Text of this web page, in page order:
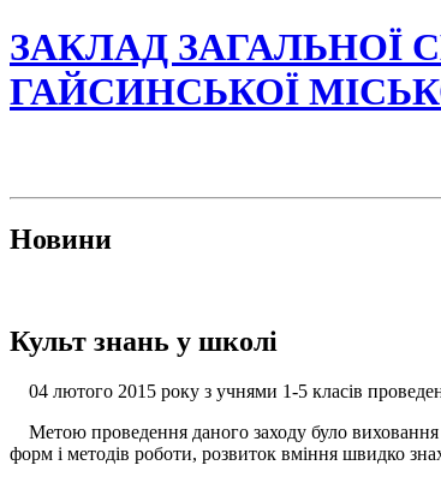
ЗАКЛАД ЗАГАЛЬНОЇ
ГАЙСИНСЬКОЇ
Новини
Культ знань у школі
04 лютого 2015 року з учнями 1-5 класів
Метою проведення даного заходу було виховання
форм і методів роботи, розвиток вміння швидко